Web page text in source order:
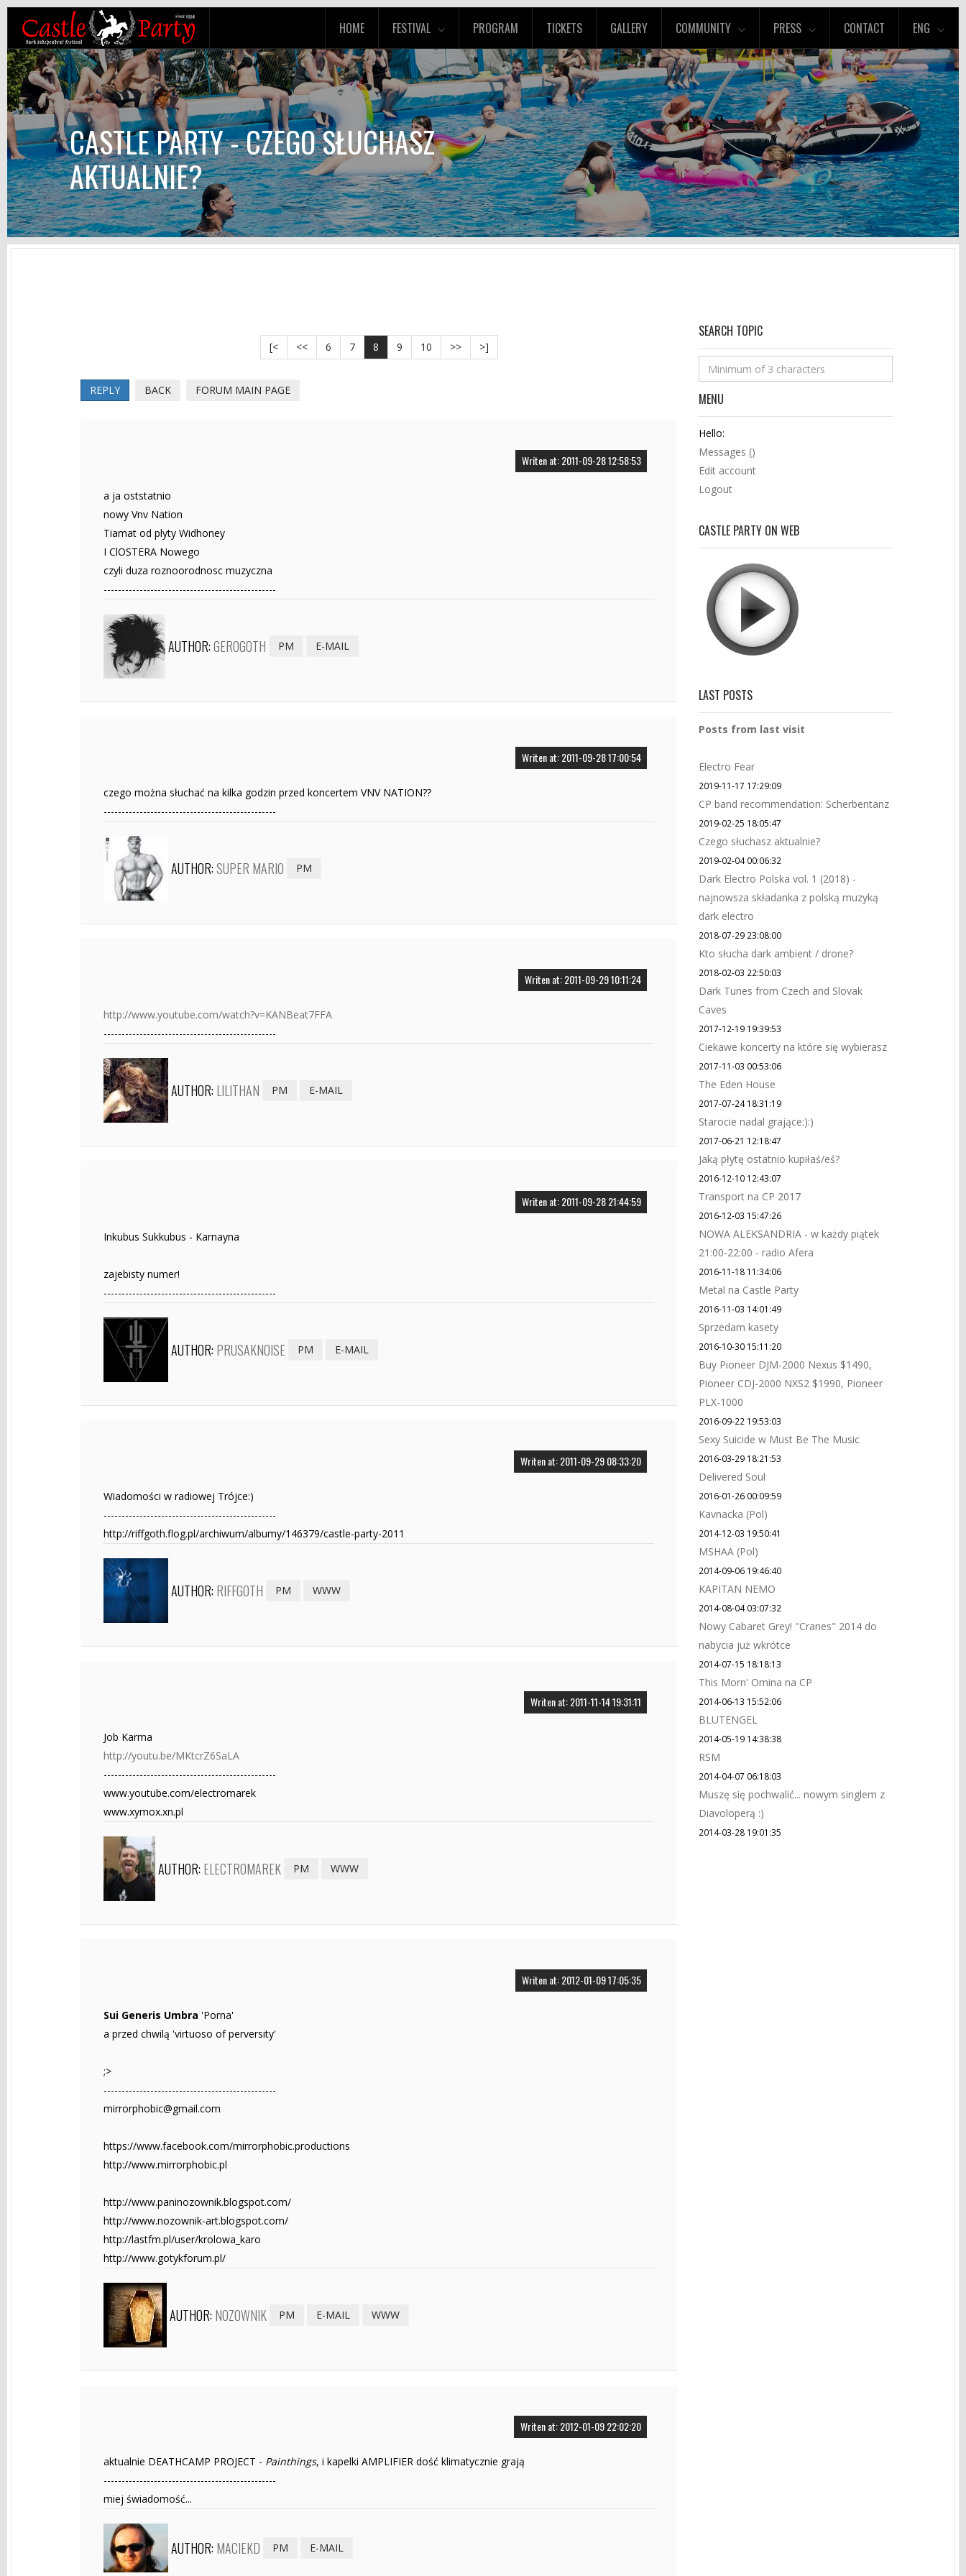
HOME FESTIVAL PROGRAM TICKETS GALLERY COMMUNITY PRESS CONTACT ENG
CASTLE PARTY - CZEGO SŁUCHASZ
AKTUALNIE?
[< << 6 7 8 9 10 >> >]
REPLY BACK FORUM MAIN PAGE
Writen at: 2011-09-28 12:58:53
a ja oststatnio
nowy Vnv Nation
Tiamat od plyty Widhoney
I ClOSTERA Nowego
czyli duza roznoorodnosc muzyczna
------------------------------------------------
AUTHOR:GEROGOTH PM E-MAIL
Writen at: 2011-09-28 17:00:54
czego można słuchać na kilka godzin przed koncertem VNV NATION??
------------------------------------------------
AUTHOR:SUPER MARIO PM
Writen at: 2011-09-29 10:11:24
http://www.youtube.com/watch?v=KANBeat7FFA
------------------------------------------------
AUTHOR: LILITHAN PM E-MAIL
Writen at: 2011-09-28 21:44:59
Inkubus Sukkubus - Karnayna
zajebisty numer!
------------------------------------------------
AUTHOR: PRUSAKNOISE PM E-MAIL
Writen at: 2011-09-29 08:33:20
Wiadomości w radiowej Trójce:)
------------------------------------------------
http://riffgoth.flog.pl/archiwum/albumy/146379/castle-party-2011
AUTHOR: RIFFGOTH PM WWW
Writen at: 2011-11-14 19:31:11
Job Karma
http://youtu.be/MKtcrZ6SaLA
------------------------------------------------
www.youtube.com/electromarek
www.xymox.xn.pl
AUTHOR: ELECTROMAREK PM WWW
Writen at: 2012-01-09 17:05:35
Sui Generis Umbra 'Porna'
a przed chwilą 'virtuoso of perversity'
;>
------------------------------------------------
mirrorphobic@gmail.com
https://www.facebook.com/mirrorphobic.productions
http://www.mirrorphobic.pl
http://www.paninozownik.blogspot.com/
http://www.nozownik-art.blogspot.com/
http://lastfm.pl/user/krolowa_karo
http://www.gotykforum.pl/
AUTHOR: NOZOWNIK PM E-MAIL WWW
Writen at: 2012-01-09 22:02:20
aktualnie DEATHCAMP PROJECT - Painthings, i kapelki AMPLIFIER dość klimatycznie grają
------------------------------------------------
miej świadomość...
AUTHOR: MACIEKD PM E-MAIL
SEARCH TOPIC
MENU
Hello:
Messages ()
Edit account
Logout
CASTLE PARTY ON WEB
LAST POSTS
Posts from last visit
Electro Fear
2019-11-17 17:29:09
CP band recommendation: Scherbentanz
2019-02-25 18:05:47
Czego słuchasz aktualnie?
2019-02-04 00:06:32
Dark Electro Polska vol. 1 (2018) -
najnowsza składanka z polską muzyką
dark electro
2018-07-29 23:08:00
Kto słucha dark ambient / drone?
2018-02-03 22:50:03
Dark Tunes from Czech and Slovak
Caves
2017-12-19 19:39:53
Ciekawe koncerty na które się wybierasz
2017-11-03 00:53:06
The Eden House
2017-07-24 18:31:19
Starocie nadal grające:):)
2017-06-21 12:18:47
Jaką płytę ostatnio kupiłaś/eś?
2016-12-10 12:43:07
Transport na CP 2017
2016-12-03 15:47:26
NOWA ALEKSANDRIA - w każdy piątek
21:00-22:00 - radio Afera
2016-11-18 11:34:06
Metal na Castle Party
2016-11-03 14:01:49
Sprzedam kasety
2016-10-30 15:11:20
Buy Pioneer DJM-2000 Nexus $1490,
Pioneer CDJ-2000 NXS2 $1990, Pioneer
PLX-1000
2016-09-22 19:53:03
Sexy Suicide w Must Be The Music
2016-03-29 18:21:53
Delivered Soul
2016-01-26 00:09:59
Kavnacka (Pol)
2014-12-03 19:50:41
MSHAA (Pol)
2014-09-06 19:46:40
KAPITAN NEMO
2014-08-04 03:07:32
Nowy Cabaret Grey! "Cranes" 2014 do
nabycia już wkrótce
2014-07-15 18:18:13
This Morn' Omina na CP
2014-06-13 15:52:06
BLUTENGEL
2014-05-19 14:38:38
RSM
2014-04-07 06:18:03
Muszę się pochwalić... nowym singlem z
Diavoloperą :)
2014-03-28 19:01:35